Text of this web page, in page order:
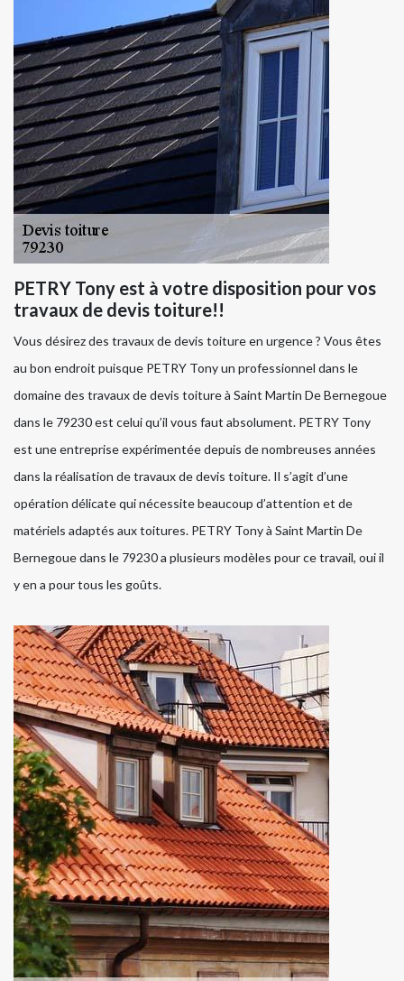
PETRY Tony est à votre disposition pour vos
travaux de devis toiture!!
Vous désirez des travaux de devis toiture en urgence ? Vous êtes
au bon endroit puisque PETRY Tony un professionnel dans le
domaine des travaux de devis toiture à Saint Martin De Bernegoue
dans le 79230 est celui qu’il vous faut absolument. PETRY Tony
est une entreprise expérimentée depuis de nombreuses années
dans la réalisation de travaux de devis toiture. Il s’agit d’une
opération délicate qui nécessite beaucoup d’attention et de
matériels adaptés aux toitures. PETRY Tony à Saint Martin De
Bernegoue dans le 79230 a plusieurs modèles pour ce travail, oui il
y en a pour tous les goûts.